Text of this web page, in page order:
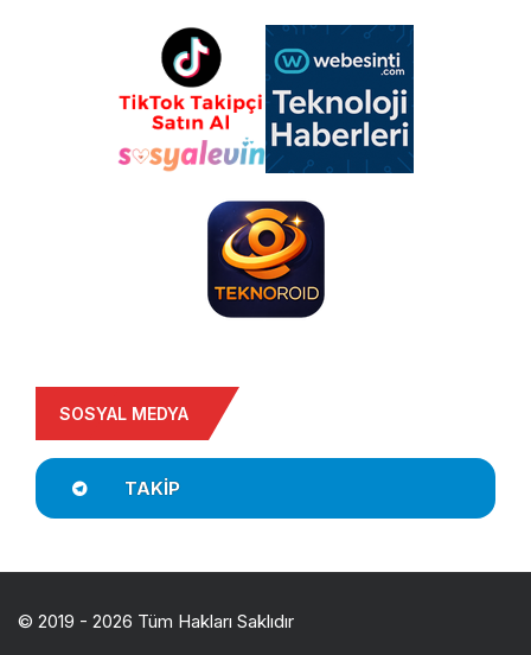
SOSYAL MEDYA
TAKIP
© 2019 - 2026 Tüm Hakları Saklıdır